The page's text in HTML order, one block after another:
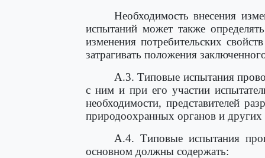
Необходимость внесения
испытаний может также
изменения потребительских
затрагивать положения
А.3. Типовые испытания
с ним и при его участии
необходимости, представителей
природоохранных органов и других
А.4. Типовые испытания
основном должны содержать: